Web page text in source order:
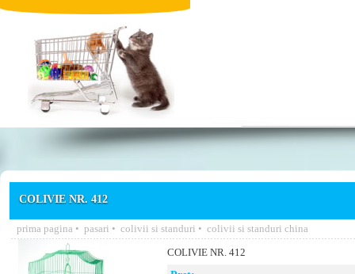
COLIVIE NR. 412
prima pagina • pasari • colivii si standuri • colivii si standuri china
COLIVIE NR. 412